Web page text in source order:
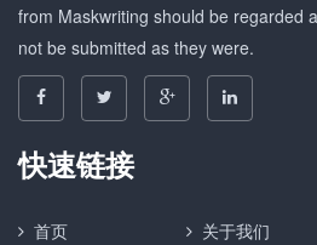
from Maskwriting should be regarded
not be submitted as they were.
快速链接
首页 关于我们